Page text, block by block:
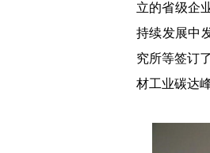
立的省级企
持续发展中
究所等签订
材工业碳达